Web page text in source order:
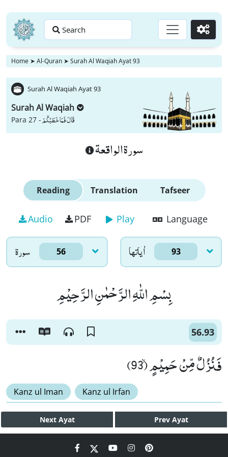
Search Go
Home ➤ Al-Quran ➤ Surah Al Waqiah Ayat 93
Surah Al Waqiah Ayat 93
Surah Al Waqiah
Para 27 -قَالَ فَمَا خَطْبُكُمْ
سورة الواقعة
Reading Translation Tafseer
Audio PDF Play Language
سورۃ 56 اٰياتها 93
بِسْمِ اللّٰهِ الرَّحْمٰنِ الرَّحِیْمِ
56.93
فَنُزُلٌ مِّنْ حَمِیْمٍۙ (93)
Kanz ul Iman Kanz ul Irfan
Next Ayat Prev Ayat